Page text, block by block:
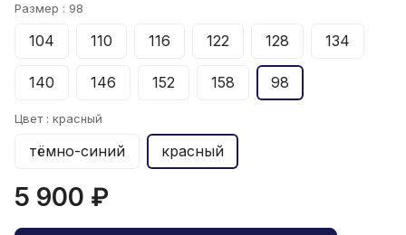
Размер : 98
104 110 116 122 128 134
140 146 152 158 98
Цвет : красный
тёмно-синий красный
5 900 ₽